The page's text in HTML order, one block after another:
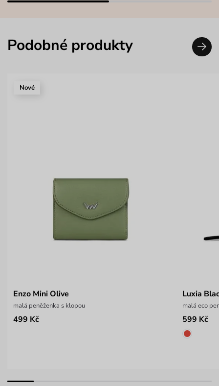
Podobné produkty
Nové
Enzo Mini Olive
malá peněženka s klopou
499 Kč
Luxia
malá eco
599 Kč